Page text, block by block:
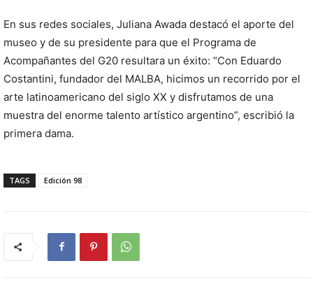
En sus redes sociales, Juliana Awada destacó el aporte del
museo y de su presidente para que el Programa de
Acompañantes del G20 resultara un éxito: “Con Eduardo
Costantini, fundador del MALBA, hicimos un recorrido por el
arte latinoamericano del siglo XX y disfrutamos de una
muestra del enorme talento artístico argentino”, escribió la
primera dama.
TAGS Edición 98